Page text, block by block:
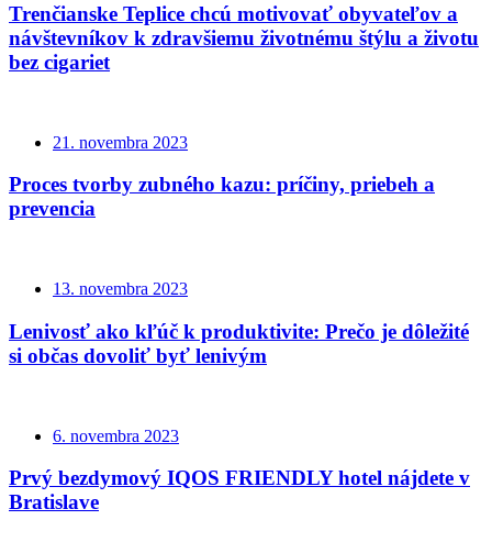
Trenčianske Teplice chcú motivovať obyvateľov a
návštevníkov k zdravšiemu životnému štýlu a životu
bez cigariet
21. novembra 2023
Proces tvorby zubného kazu: príčiny, priebeh a
prevencia
13. novembra 2023
Lenivosť ako kľúč k produktivite: Prečo je dôležité
si občas dovoliť byť lenivým
6. novembra 2023
Prvý bezdymový IQOS FRIENDLY hotel nájdete v
Bratislave